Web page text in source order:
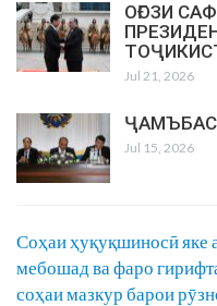
ОҒОЗИ
Jul 21, 2026
Jul 15, 2026
Соҳаи ҳуқуқшиносӣ яке
мебошад ва фаро
соҳаи мазкур барои